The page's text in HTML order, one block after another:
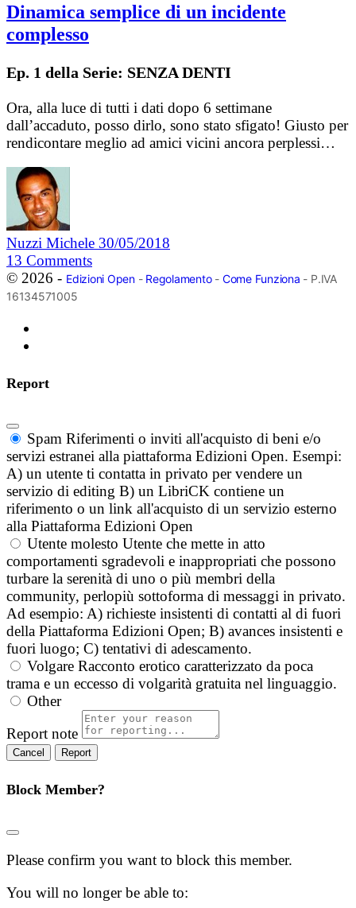
Dinamica semplice di un incidente
complesso
Ep. 1 della Serie: SENZA DENTI
Ora, alla luce di tutti i dati dopo 6 settimane
dall’accaduto, posso dirlo, sono stato sfigato! Giusto per
rendicontare meglio ad amici vicini ancora perplessi…
Nuzzi Michele 30/05/2018
13 Comments
© 2026 - Edizioni Open- Regolamento- Come Funziona - P.IVA
16134571005
Report
Spam Riferimenti o inviti all'acquisto di beni e/o
servizi estranei alla piattaforma Edizioni Open. Esempi:
A) un utente ti contatta in privato per vendere un
servizio di editing B) un LibriCK contiene un
riferimento o un link all'acquisto di un servizio esterno
alla Piattaforma Edizioni Open
Utente molesto Utente che mette in atto
comportamenti sgradevoli e inappropriati che possono
turbare la serenità di uno o più membri della
community, perlopiù sottoforma di messaggi in privato.
Ad esempio: A) richieste insistenti di contatti al di fuori
della Piattaforma Edizioni Open; B) avances insistenti e
fuori luogo; C) tentativi di adescamento.
Volgare Racconto erotico caratterizzato da poca
trama e un eccesso di volgarità gratuita nel linguaggio.
Other
Report note
Report
Block Member?
Please confirm you want to block this member.
You will no longer be able to: